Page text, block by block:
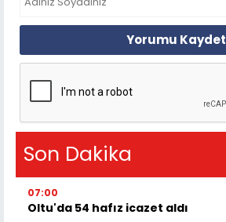
Yorumu Kaydet
Son Dakika
07:00
Oltu'da 54 hafız icazet aldı